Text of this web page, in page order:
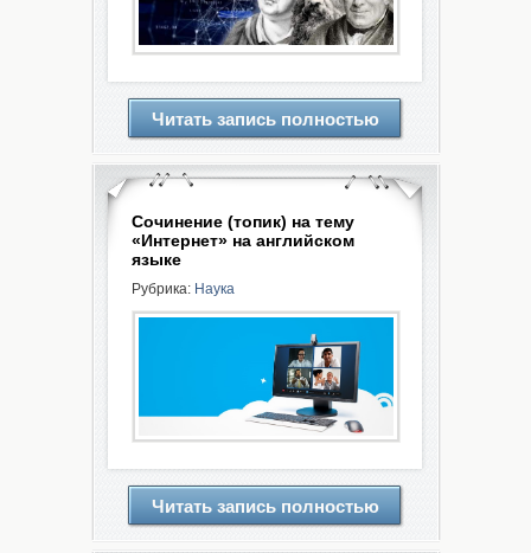
Читать запись полностью
Сочинение (топик) на тему
«Интернет» на английском
языке
Рубрика: Наука
Читать запись полностью